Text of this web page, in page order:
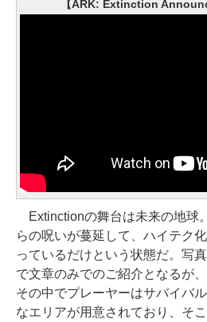
【ARK: Extinction
Extinctionの舞台は未来の地球
らの呪いが蔓延して、ハイテク
っているだけという状態だ。写
で文章のみでのご紹介となるが
その中でプレーヤーはサバイバ
なエリアが用意されており、そ